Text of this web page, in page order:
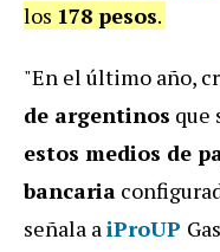
los 178 pesos.
"En el último año,
de argentinos que
estos medios de
bancaria
señala aiProUP